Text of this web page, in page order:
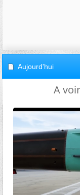
Aujourd'hui
A